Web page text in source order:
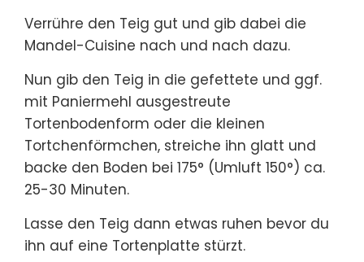
Verrühre den Teig gut und gib dabei die
Mandel-Cuisine nach und nach dazu.
Nun gib den Teig in die gefettete und ggf.
mit Paniermehl ausgestreute
Tortenbodenform oder die kleinen
Tortchenförmchen, streiche ihn glatt und
backe den Boden bei 175° (Umluft 150°) ca.
25-30 Minuten.
Lasse den Teig dann etwas ruhen bevor du
ihn auf eine Tortenplatte stürzt.